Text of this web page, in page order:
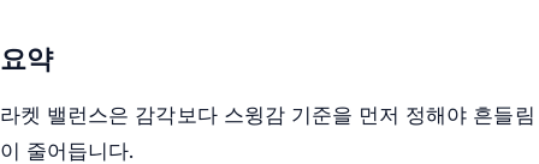
요약
라켓 밸런스은 감각보다 스윙감 기준을 먼저 정해야 흔들림
이 줄어듭니다.